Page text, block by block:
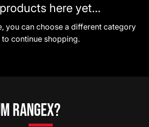
RangeX?
here yet...
you can choose a different category
to continue shopping.